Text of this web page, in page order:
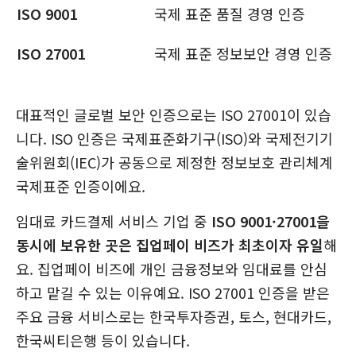
ISO 9001
국제 표준 품질 경영 인증
ISO 27001
국제 표준 정보보안 경영 인증
대표적인 글로벌 보안 인증으로는 ISO 27001이 있습
니다. ISO 인증은 국제표준화기구(ISO)와 국제전기기
술위원회(IEC)가 공동으로 제정한 정보보호 관리체계
국제표준 인증이에요.
임대료 카드결제 서비스 기업 중 ISO 9001·27001을
동시에 보유한 곳은 집업페이 비즈가 최초이자 유일해
요. 집업페이 비즈에 개인 금융정보와 임대료를 안심
하고 맡길 수 있는 이유예요. ISO 27001 인증을 받은
주요 금융 서비스로는 한국투자증권, 토스, 현대카드,
한국씨티은행 등이 있습니다.